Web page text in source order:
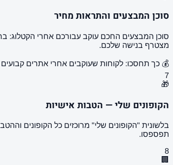
סוכן המבצעים והתראות מחיר
סוכן המבצעים החכם עוקב עבורכם אחרי הקטלוג:
מצטרף בנישה שלכם.
💰 כך תחסכו: לקוחות שעוקבים אחרי אתרים
7
🎁
הקופונים שלי — הטבות אישיות
בלשונית "הקופונים שלי" מרוכזים כל הקופונים
תפספסו.
8
🏢